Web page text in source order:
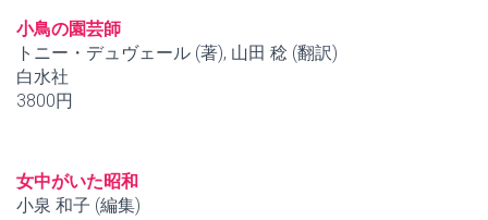
小鳥の園芸師
トニー・デュヴェール (著), 山田 稔 (翻訳)
白水社
3800円
女中がいた昭和
小泉 和子 (編集)